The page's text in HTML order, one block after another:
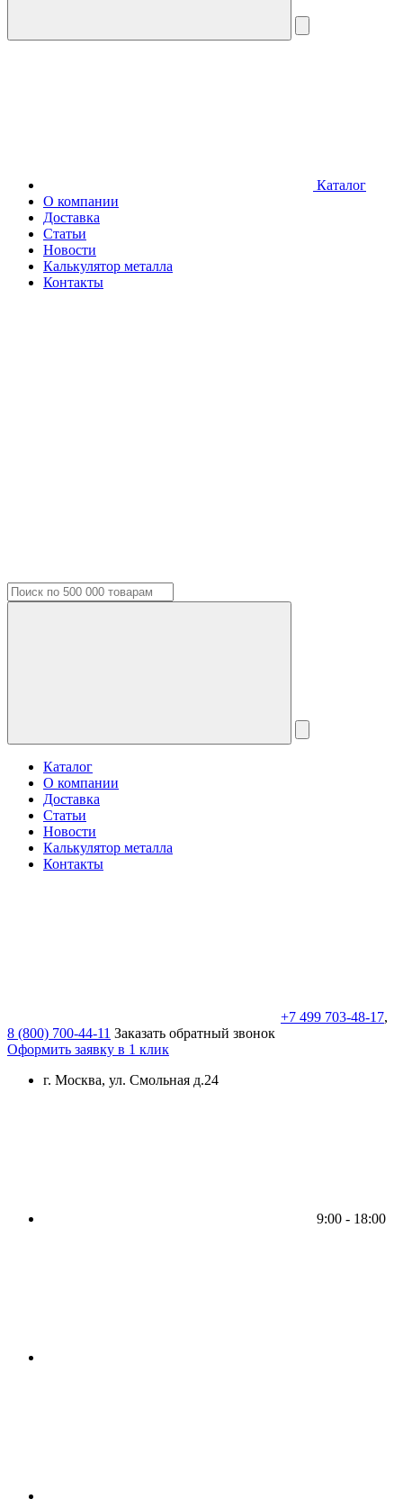
Каталог
О компании
Доставка
Статьи
Новости
Калькулятор металла
Контакты
Каталог
О компании
Доставка
Статьи
Новости
Калькулятор металла
Контакты
+7 499 703-48-17,
8 (800) 700-44-11 Заказать обратный звонок
Оформить заявку в 1 клик
г. Москва, ул. Смольная д.24
9:00 - 18:00